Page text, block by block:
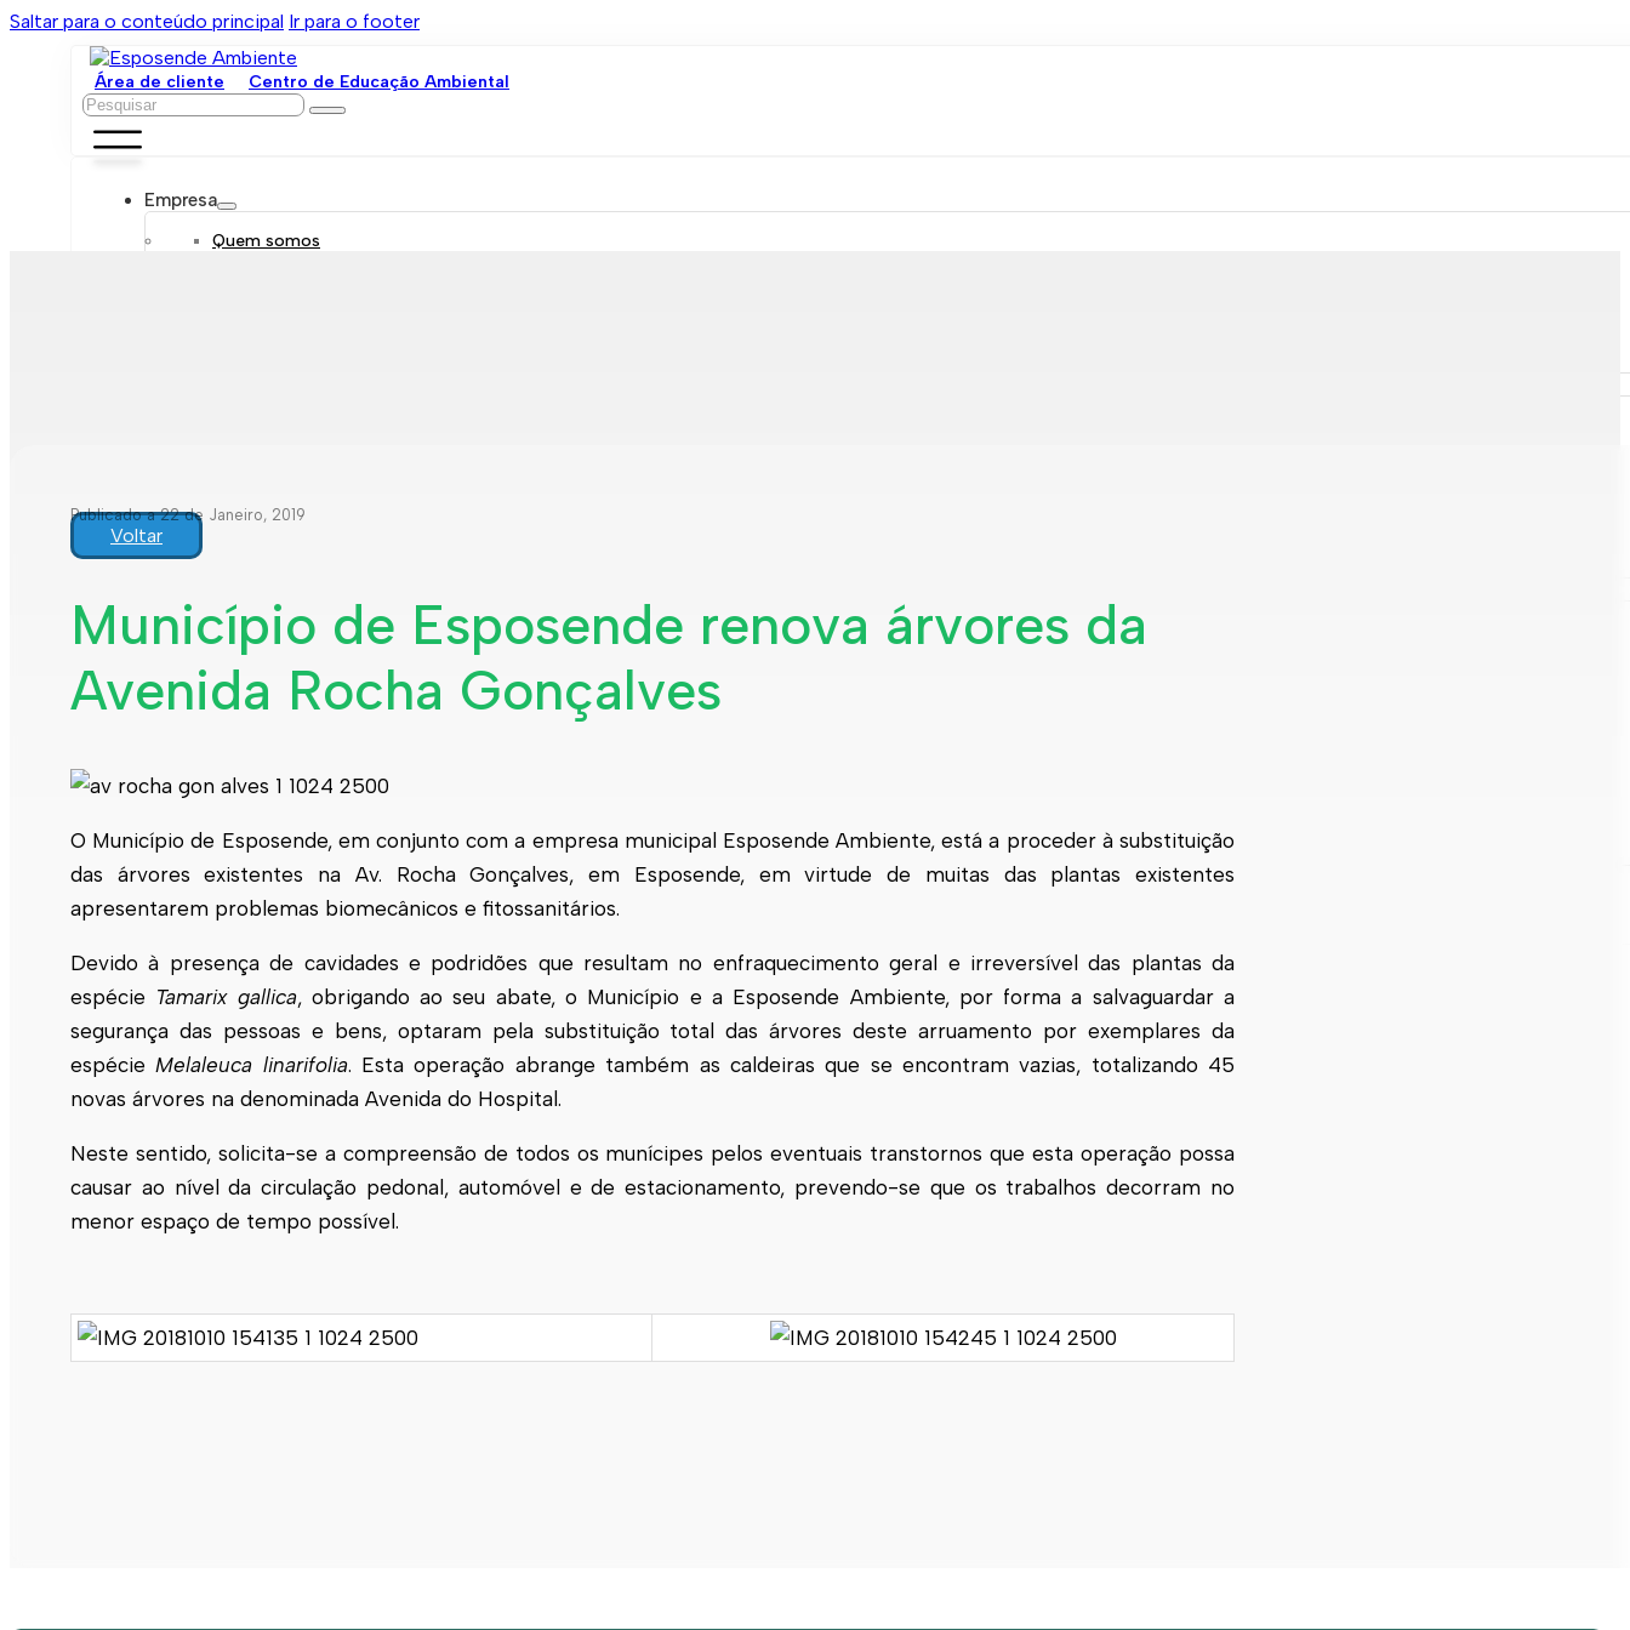
Saltar para o conteúdo principal Ir para o footer
Área de cliente Centro de Educação Ambiental
Pesquisar
Empresa
Quem somos
Recolha de resíduos
Comunicação de leituras
Rede de abastecimento de água
Rede de águas residuais
Rede de águas pluviais
Limpeza urbana
Gestão de resíduos
Empreitadas
Fontanários
Indicadores ERSAR
Qualidade da água
Contactos
Publicado a 22 de Janeiro, 2019
Voltar
Município de Esposende renova árvores da
Avenida Rocha Gonçalves
O Município de Esposende, em conjunto com a empresa municipal Esposende Ambiente, está a proceder à substituição
das árvores existentes na Av. Rocha Gonçalves, em Esposende, em virtude de muitas das plantas existentes
apresentarem problemas biomecânicos e fitossanitários.
Devido à presença de cavidades e podridões que resultam no enfraquecimento geral e irreversível das plantas da
espécie Tamarix gallica, obrigando ao seu abate, o Município e a Esposende Ambiente, por forma a salvaguardar a
segurança das pessoas e bens, optaram pela substituição total das árvores deste arruamento por exemplares da
espécieMelaleuca linarifolia. Esta operação abrange também as caldeiras que se encontram vazias, totalizando 45
novas árvores na denominada Avenida do Hospital.
Neste sentido, solicita-se a compreensão de todos os munícipes pelos eventuais transtornos que esta operação possa
causar ao nível da circulação pedonal, automóvel e de estacionamento, prevendo-se que os trabalhos decorram no
menor espaço de tempo possível.